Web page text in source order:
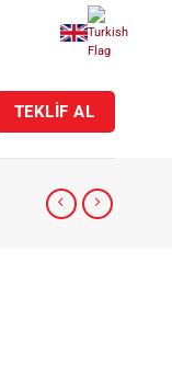
TEKLİF AL